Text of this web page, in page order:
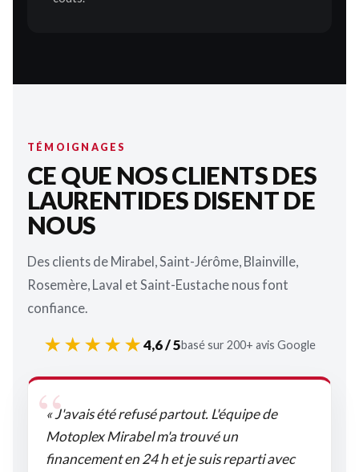
TÉMOIGNAGES
CE QUE NOS CLIENTS DES
LAURENTIDES DISENT DE
NOUS
Des clients de Mirabel, Saint-Jérôme, Blainville,
Rosemère, Laval et Saint-Eustache nous font
confiance.
★★★★★4,6 / 5basé sur 200+ avis Google
« J'avais été refusé partout. L'équipe de
Motoplex Mirabel m'a trouvé un
financement en 24 h et je suis reparti avec